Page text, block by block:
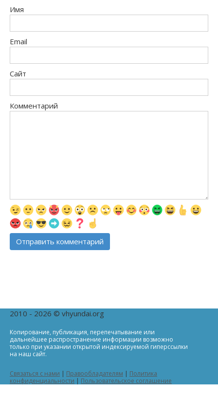
Имя
Email
Сайт
Комментарий
2010 - 2026 © vhyundai.org
Копирование, публикация, перепечатывание или
дальнейшее распространение информации возможно
только при указании открытой индексируемой гиперссылки
на наш сайт.
Связаться с нами | Правообладателям | Политика
конфиденциальности | Пользовательское соглашение